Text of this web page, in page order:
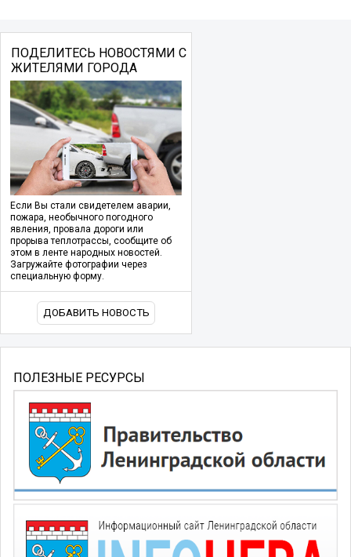
ПОДЕЛИТЕСЬ НОВОСТЯМИ С
ЖИТЕЛЯМИ ГОРОДА
Если Вы стали свидетелем аварии,
пожара, необычного погодного
явления, провала дороги или
прорыва теплотрассы, сообщите об
этом в ленте народных новостей.
Загружайте фотографии через
специальную форму.
ДОБАВИТЬ НОВОСТЬ
ПОЛЕЗНЫЕ РЕСУРСЫ